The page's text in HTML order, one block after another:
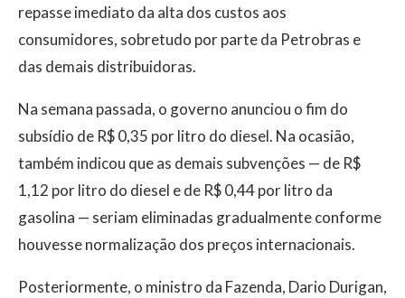
repasse imediato da alta dos custos aos
consumidores, sobretudo por parte da Petrobras e
das demais distribuidoras.
Na semana passada, o governo anunciou o fim do
subsídio de R$ 0,35 por litro do diesel. Na ocasião,
também indicou que as demais subvenções — de R$
1,12 por litro do diesel e de R$ 0,44 por litro da
gasolina — seriam eliminadas gradualmente conforme
houvesse normalização dos preços internacionais.
Posteriormente, o ministro da Fazenda, Dario Durigan,